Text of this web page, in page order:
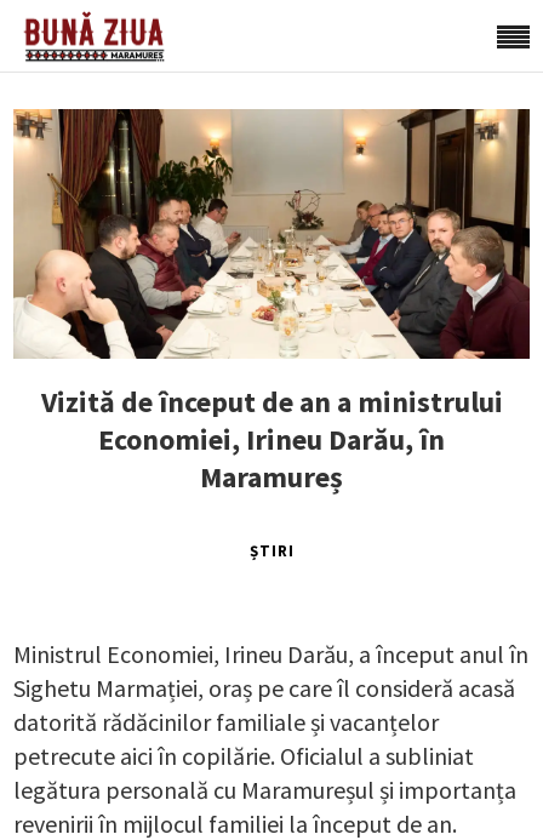
Vizită de început de an a ministrului
Economiei, Irineu Darău, în
Maramureș
ȘTIRI
Ministrul Economiei, Irineu Darău, a început anul în
Sighetu Marmației, oraș pe care îl consideră acasă
datorită rădăcinilor familiale și vacanțelor
petrecute aici în copilărie. Oficialul a subliniat
legătura personală cu Maramureșul și importanța
revenirii în mijlocul familiei la început de an.